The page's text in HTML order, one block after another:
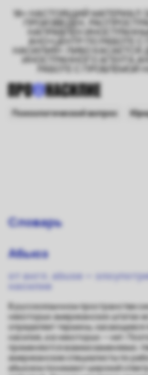
18+ НАСТОЯЩИЙ МАТЕРИАЛ
ПРОИЗВЕДЕН,
НАПРАВЛЕН
АНО«ЦЕНТР ПО РАБОТЕ С
НАСИЛИЯ» ЛИБО КАСАЕТСЯ
ИНОСТРАННОГО АГЕНТА
РАБОТЕ С ПРОБЛЕМОЙ
Психологический вопрос
Словарь
Абьюз
от англ. abuse —
насилие
В русскоязычном пространстве
некоторых американских штатах
определяет термины,
насилия, а в некоторых — нет.
применяются взаимозаменяемо.
американские специалисты по
абьюзомпонимают
широкий